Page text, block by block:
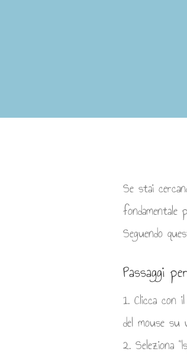
Se stai
fondamentale
Seguendo
Passaggi
1. Clicca con
del mouse su
2. Seleziona